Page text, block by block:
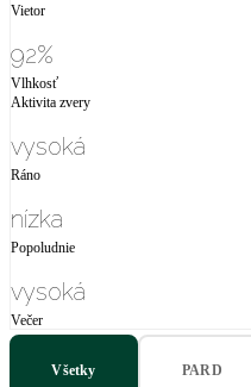
Vietor
92%
Vlhkosť
Aktivita zvery
vysoká
Ráno
nízka
Popoludnie
vysoká
Večer
Všetky PARD